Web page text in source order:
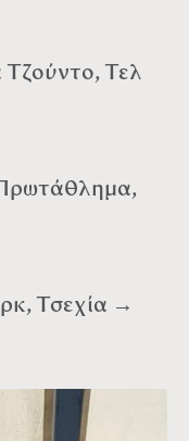
Τελ
Τσεχία →